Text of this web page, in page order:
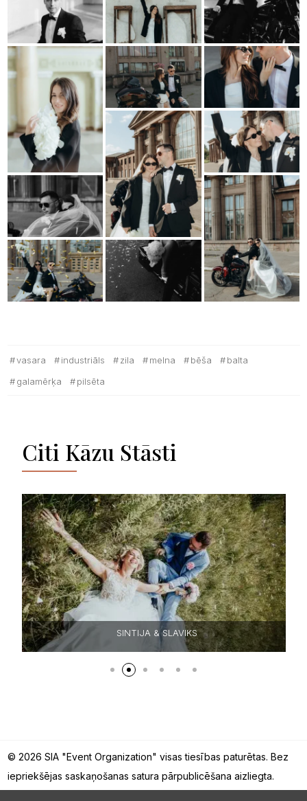
vasara industriāls zila melna bēša
balta
galamērķa
pilsēta
Citi Kāzu Stāsti
SINTIJA & SLAVIKS
© 2026 SIA "Event Organization" visas tiesības paturētas. Bez
iepriekšējas saskaņošanas satura pārpublicēšana aizliegta.